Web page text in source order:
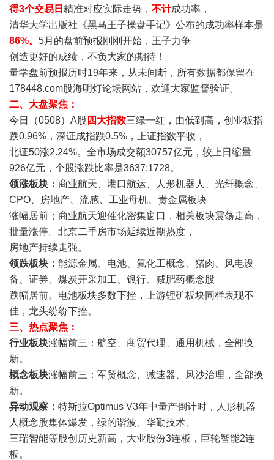
得3个交易日 精准对应实际走势， 不计成功率，
清华大学出版社《黑马王子操盘手记》公布的成功率样本是
86%。 5月的盘前预报刚刚开始，王子力争
创造更好的成绩，不负大家的期待！
量学盘前预报历时19年来，从未间断，所有数据都保留在
178448.com股海明灯论坛网站，欢迎大家监督验证。
二、大盘聚焦：
今日（0508）A股 四大指数三绿一红，由低到高，创业板指
跌0.96%，深证成指跌0.5%，上证指数平收，
北证50涨2.24%。全市场成交额30757亿元，较上日缩量
926亿元，个股涨跌比率是3637:1728。
领涨板块： 商业航天、港口航运、人形机器人、光纤概念、
CPO、房地产、流感、工业母机、贵金属板块
涨幅居前；商业航天迎催化密集窗口，相关板块震荡走高，
批量涨停。北京二手房市场延续近期热度，
房地产持续走强。
领跌板块： 能源金属、电池、氟化工概念、猪肉、风电设
备、证券、煤炭开采加工、银行、减肥药概念股
跌幅居前。电池板块多数下挫，上游锂矿板块同样表现不
佳，龙头纷纷下挫。
三、热点聚焦：
行业板块涨幅前三：航空、商贸代理、通用机械，全部换
新。
概念板块涨幅前三：军贸概念、减速器、风沙治理，全部换
新。
异动观察： 特斯拉Optimus V3年中量产倒计时，人形机器
人概念股集体爆发，绿的谐波、华勤技术、
三瑞智能等股创历史新高，大业股份3连板，巨轮智能2连
板。